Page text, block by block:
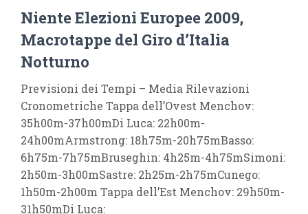
Niente Elezioni Europee 2009,
Macrotappe del Giro d’Italia
Notturno
Previsioni dei Tempi – Media Rilevazioni
Cronometriche Tappa dell’Ovest Menchov:
35h00m-37h00mDi Luca: 22h00m-
24h00mArmstrong: 18h75m-20h75mBasso:
6h75m-7h75mBruseghin: 4h25m-4h75mSimoni:
2h50m-3h00mSastre: 2h25m-2h75mCunego:
1h50m-2h00m Tappa dell’Est Menchov: 29h50m-
31h50mDi Luca: